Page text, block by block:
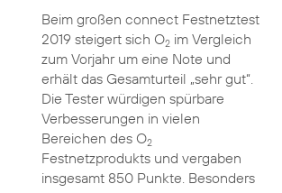
Beim großen connect Festnetztest
2019 steigert sich O2im Vergleich
zum Vorjahr um eine Note und
erhält das Gesamturteil „sehr gut“.
Die Tester würdigen spürbare
Verbesserungen in vielen
Bereichen des O2
Festnetzprodukts und vergaben
insgesamt 850 Punkte. Besonders